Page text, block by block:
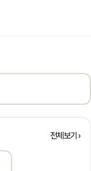
전체보기